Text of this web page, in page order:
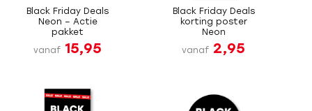
Black Friday Deals
Neon – Actie
pakket
vanaf 15,95
Black Friday Deals
korting poster
Neon
vanaf 2,95